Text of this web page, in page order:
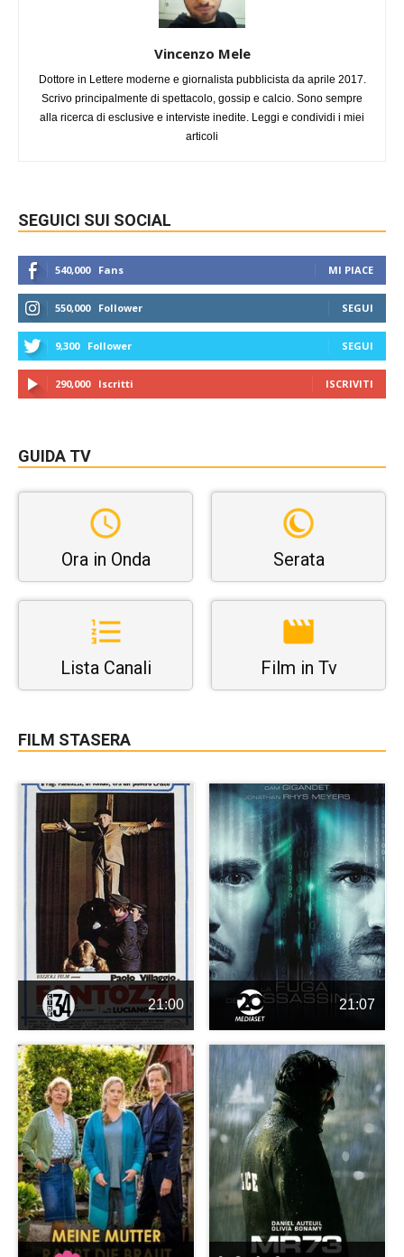
Vincenzo Mele
Dottore in Lettere moderne e giornalista pubblicista da aprile 2017.
Scrivo principalmente di spettacolo, gossip e calcio. Sono sempre
alla ricerca di esclusive e interviste inedite. Leggi e condividi i miei
articoli
SEGUICI SUI SOCIAL
540,000 Fans MI PIACE
550,000 Follower SEGUI
9,300 Follower SEGUI
290,000 Iscritti ISCRIVITI
GUIDA TV
Ora in Onda Serata
Lista Canali Film in Tv
FILM STASERA
21:00 21:07